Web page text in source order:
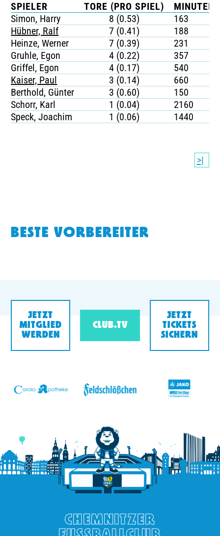
SPIELER TORE (PRO SPIEL)
MINUTEN
Simon, Harry
8 (0.53)
163
Hübner, Ralf
7 (0.41)
188
Heinze, Werner
7 (0.39)
231
Gruhle, Egon
4 (0.22)
357
Griffel, Egon
4 (0.17)
540
Kaiser, Paul
3 (0.14)
660
Berthold, Günter
3 (0.60)
150
Schorr, Karl
1 (0.04)
2160
Speck, Joachim
1 (0.06) 1440
>|
BESTE VORBEREITER
JETZT
MITGLIED
WERDEN
CLUB.TV
JETZT
TICKETS
SICHERN
CHEMNITZER